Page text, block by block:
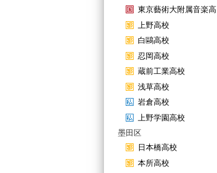
東京藝術大附属音楽高
上野高校
白鷗高校
忍岡高校
蔵前工業高校
浅草高校
岩倉高校
上野学園高校
墨田区
日本橋高校
本所高校